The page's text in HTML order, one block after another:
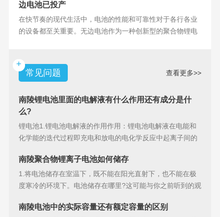
边电池已投产
在快节奏的现代生活中，电池的性能和可靠性对于各行各业
的设备都至关重要。无边电池作为一种创新型的聚合物锂电
+
常见问题
查看更多>>
南陵锂电池里面的电解液有什么作用还有成分是什
么?
锂电池1.锂电池电解液的作用作用：锂电池电解液在电能和
化学能的迭代过程即充电和放电的电化学反应中起离子间的
南陵聚合物锂离子电池如何储存
1.将电池储存在室温下，既不能在阳光直射下，也不能在极
度寒冷的环境下。电池储存在哪里?这可能与你之前听到的观
南陵电池中的实际容量还有额定容量的区别